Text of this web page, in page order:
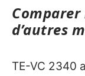
Comparer
d’autres
TE-VC 2340